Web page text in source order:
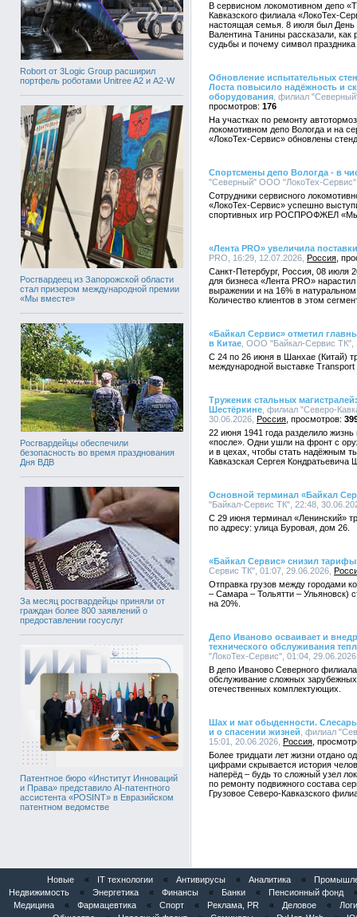
Robort от 3Logic Group расширил
портфель роботами Unitree A2 и A2-W
Росгвардеец из Запорожской области
стал призером международной премии
«Мы вместе»
Росгвардейцы обеспечили
безопасность во время празднования
Дня ВДВ
За месяц росгвардейцы приняли от
граждан более 800 заявлений о
предоставлении госуслуг
Патентное бюро «Институт Инноваций
и Права» представило AI-патентного
ассистента «POSINT» в Евразийском
патентном ведомстве
В сервисном локомотивном депо
Кавказского филиала «ЛокоТех-
настоящая семья. 8 июля был
Валентина Танины рассказали, как
судьбы и почему символ
Обновление испытательных
Лоста повысило надёжность и
оборудования , филиал
176
На участках по ремонту
локомотивном депо Вологда и на
«ЛокоТех-Сервис» обновлены
Спортсмены депо Вологда - в
"Северный" ООО "ЛокоТех-
Сотрудники сервисного
«ЛокоТех-Сервис» успешно
спортивных игр РОСПРОФЖЕЛ
«Лента PRO» увеличила
PRO, 16:29, 12.07.2026, Россия
Санкт-Петербург, Россия, 08 июля
для бизнеса «Лента PRO»
выражении и на 16% в
Количество клиентов в этом
«Байкал Сервис» отметил
в Китае , ООО "Байкал-Сервис ТК",
С 24 по 26 июня в Шанхае (Китай)
международной выставке Transport
Труженик стальных
Шестёркине , филиал "Северо-
30.06.2026, Россия
22 июня 1941 года разделило
«после». Одни ушли на фронт с
и в цехах, чтобы стать надёжным
Кавказская Сергея Кондратьевича
Основной терминал «Байкал
"Байкал-Сервис ТК", 22:48,
С 29 июня терминал «Ленинский»
по адресу: улица Буровая, дом 26.
«Байкал Сервис» снизил
Сервис ТК", 01:07, 29.06.2026,
Отправка грузов между городами
– Самара – Тольятти – Ульяновск)
на 20%.
Депо Иваново осваивает и
технического обслуживания
"ЛокоТех-Сервис", 01:04,
В депо Иваново Северного
обслуживание сложных
отечественных комплектующих.
Шах и мат обыденности.
и о спасении жизней , филиал
15:01, 20.06.2026, Россия
Более тридцати лет жизни отдано
цифрами скрывается история
наперёд – будь то сложный узел
по ремонту подвижного состава
Грузовое Северо-Кавказского
Новые « IT технологии « Антивирусы « Аналитика «
Недвижимость
« Энергетика « Финансы « Банки « Пенсионный фонд
Медицина
« Фармацевтика « Спорт « Реклама, PR « Деловое «